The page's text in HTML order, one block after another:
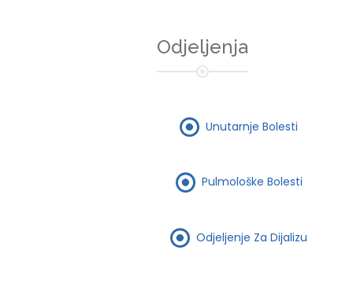
Odjeljenja
Unutarnje Bolesti
Pulmološke Bolesti
Odjeljenje Za Dijalizu